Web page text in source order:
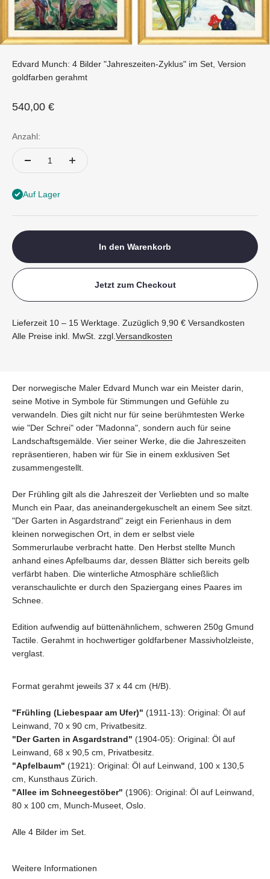
Edvard Munch: 4 Bilder "Jahreszeiten-Zyklus" im Set, Version
goldfarben gerahmt
Angebot
540,00 €
Anzahl:
Auf Lager
In den Warenkorb
Jetzt zum Checkout
Lieferzeit 10 – 15 Werktage. Zuzüglich 9,90 € Versandkosten
Alle Preise inkl. MwSt. zzgl.Versandkosten
Der norwegische Maler Edvard Munch war ein Meister darin,
seine Motive in Symbole für Stimmungen und Gefühle zu
verwandeln. Dies gilt nicht nur für seine berühmtesten Werke
wie "Der Schrei" oder "Madonna", sondern auch für seine
Landschaftsgemälde. Vier seiner Werke, die die Jahreszeiten
repräsentieren, haben wir für Sie in einem exklusiven Set
zusammengestellt.
Der Frühling gilt als die Jahreszeit der Verliebten und so malte
Munch ein Paar, das aneinandergekuschelt an einem See sitzt.
"Der Garten in Asgardstrand" zeigt ein Ferienhaus in dem
kleinen norwegischen Ort, in dem er selbst viele
Sommerurlaube verbracht hatte. Den Herbst stellte Munch
anhand eines Apfelbaums dar, dessen Blätter sich bereits gelb
verfärbt haben. Die winterliche Atmosphäre schließlich
veranschaulichte er durch den Spaziergang eines Paares im
Schnee.
Edition aufwendig auf büttenähnlichem, schweren 250g Gmund
Tactile. Gerahmt in hochwertiger goldfarbener Massivholzleiste,
verglast.
Format gerahmt jeweils 37 x 44 cm (H/B).
"Frühling (Liebespaar am Ufer)" (1911-13): Original: Öl auf
Leinwand, 70 x 90 cm, Privatbesitz.
"Der Garten in Asgardstrand" (1904-05): Original: Öl auf
Leinwand, 68 x 90,5 cm, Privatbesitz.
"Apfelbaum" (1921): Original: Öl auf Leinwand, 100 x 130,5
cm, Kunsthaus Zürich.
"Allee im Schneegestöber" (1906): Original: Öl auf Leinwand,
80 x 100 cm, Munch-Museet, Oslo.
Alle 4 Bilder im Set.
Weitere Informationen